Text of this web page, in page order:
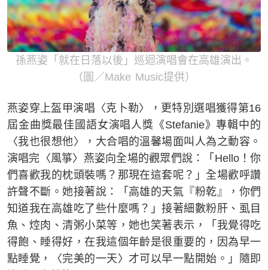
孫燕姿「就在日落以後」巡迴演唱會在高雄演出。
（圖／Make Music提供）
燕姿穿上盔甲演唱〈克卜勒〉，更特別選唱獲得第16
屆金曲獎最佳國語女演唱人獎《Stefanie》專輯中的
〈我也很想他〉，大合唱的溫馨場面叫人為之動容。
演唱完〈風箏〉燕姿向全場的觀眾們說：「Hello！你
們喜歡我的枕頭裝嗎？那現在這套呢？」全場歡呼讚
許聲不斷。她接著說：「高雄的天氣『粉乾』，你們
知道我在高雄吃了些什麼嗎？」接著細數粉肝、虱目
魚、焢肉、清粥小菜等，她也笑著表示，「我覺得吃
得飽、睡得好，在我這個年齡是很重要的，因為早一
點睡覺，〈完美的一天〉才可以早一點開始。」隨即